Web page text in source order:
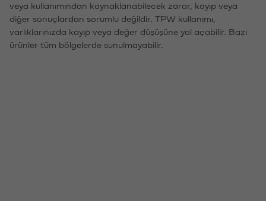
veya kullanımından kaynaklanabilecek zarar, kayıp veya
diğer sonuçlardan sorumlu değildir. TPW kullanımı,
varlıklarınızda kayıp veya değer düşüşüne yol açabilir. Bazı
ürünler tüm bölgelerde sunulmayabilir.